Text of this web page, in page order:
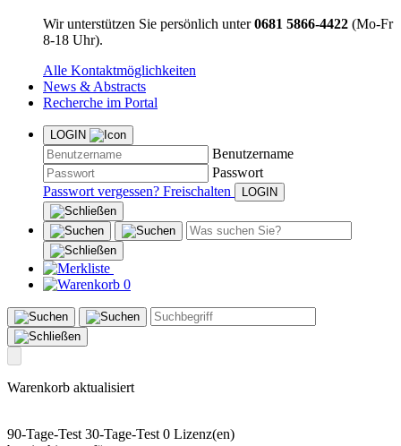
Wir unterstützen Sie persönlich unter0681 5866-4422 (Mo-Fr
8-18 Uhr).
Alle Kontaktmöglichkeiten
News & Abstracts
Recherche im Portal
LOGIN
Benutzername
Passwort
Passwort vergessen? Freischalten
0
Warenkorb aktualisiert
90-Tage-Test 30-Tage-Test 0 Lizenz(en)